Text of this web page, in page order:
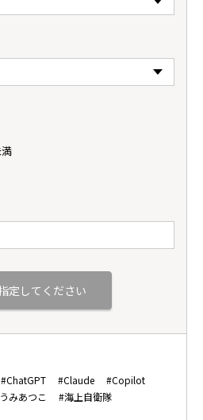
#ChatGPT #Claude
#Copilot
みあつこ
#海上自衛隊